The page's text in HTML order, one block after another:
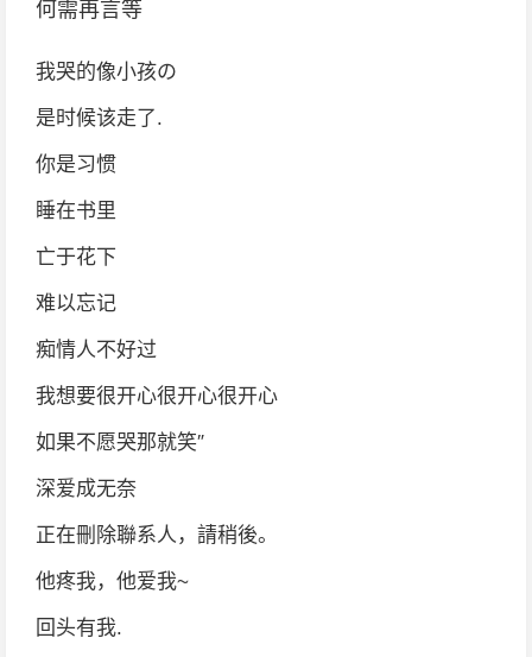
何需再言等
我哭的像小孩の
是时候该走了.
你是习惯
睡在书里
亡于花下
难以忘记
痴情人不好过
我想要很开心很开心很开心
如果不愿哭那就笑″
深爱成无奈
正在刪除聯系人，請稍後。
他疼我，他爱我~
回头有我.